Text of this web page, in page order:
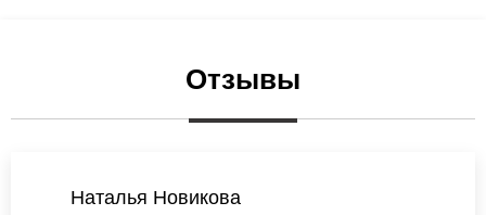
Отзывы
Виктория Васильева